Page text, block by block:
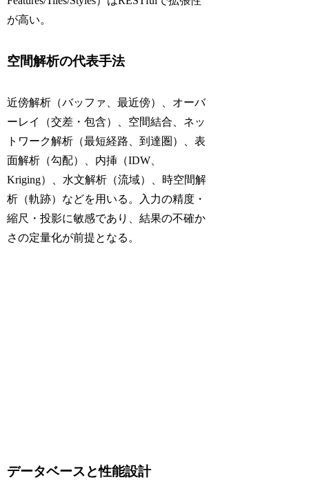
が高い。
空間解析の代表手法
近傍解析（バッファ、最近傍）、オーバ
ーレイ（交差・包含）、空間結合、ネッ
トワーク解析（最短経路、到達圏）、表
面解析（勾配）、内挿（IDW、
Kriging）、水文解析（流域）、時空間解
析（軌跡）などを用いる。入力の精度・
縮尺・投影に敏感であり、結果の不確か
さの定量化が前提となる。
データベースと性能設計